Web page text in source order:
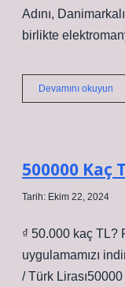
Adını,
birlikte
Devamını okuyun
500000 Kaç
Tarih: Ekim 22, 2024
₫ 50.000 kaç TL?
uygulamamızı
/ Türk